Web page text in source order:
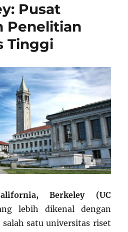
Pusat
Penelitian
Tinggi
Berkeley (UC
lebih dikenal dengan
salah satu universitas riset